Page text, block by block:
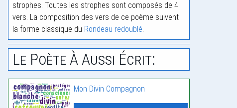
strophes. Toutes les strophes sont composés de 4
vers. La composition des vers de ce poème suivent
la forme classique du Rondeau redoublé.
Le Poète À Aussi Écrit:
Mon Divin Compagnon